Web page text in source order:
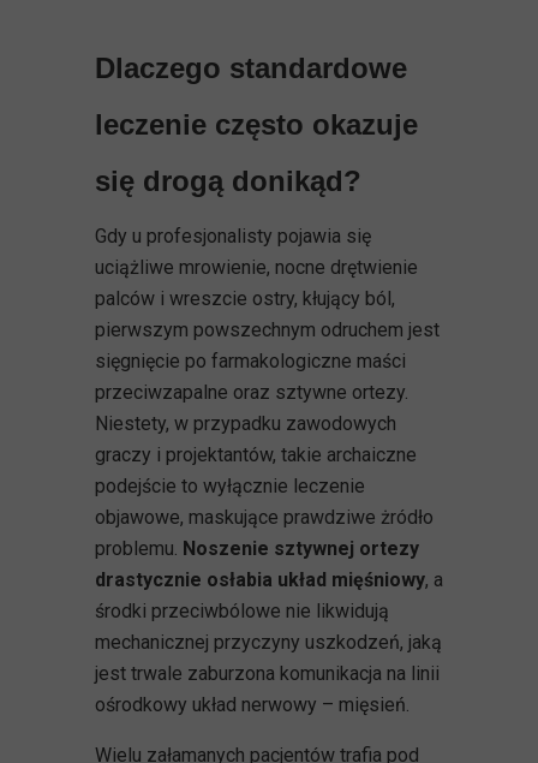
Dlaczego standardowe
leczenie często okazuje
się drogą donikąd?
Gdy u profesjonalisty pojawia się
uciążliwe mrowienie, nocne drętwienie
palców i wreszcie ostry, kłujący ból,
pierwszym powszechnym odruchem jest
sięgnięcie po farmakologiczne maści
przeciwzapalne oraz sztywne ortezy.
Niestety, w przypadku zawodowych
graczy i projektantów, takie archaiczne
podejście to wyłącznie leczenie
objawowe, maskujące prawdziwe żródło
problemu. Noszenie sztywnej ortezy
drastycznie osłabia układ mięśniowy, a
środki przeciwbólowe nie likwidują
mechanicznej przyczyny uszkodzeń, jaką
jest trwale zaburzona komunikacja na linii
ośrodkowy układ nerwowy – mięsień.
Wielu załamanych pacjentów trafia pod